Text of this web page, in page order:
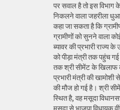
पर सवाल है तो इस
निकलने वाला जहरीला
कहा जा सकता है कि
ग्रामीणों को सुनने वाला
ब्यावर की प्रभारी राज्य के
को पीड़ा मंत्री तक पहुंच
तक श्री सीमेंट के खिलाफ
प्रभारी मंत्री की
की मौज हो गई है। श्री
स्थित है, वह मसूदा